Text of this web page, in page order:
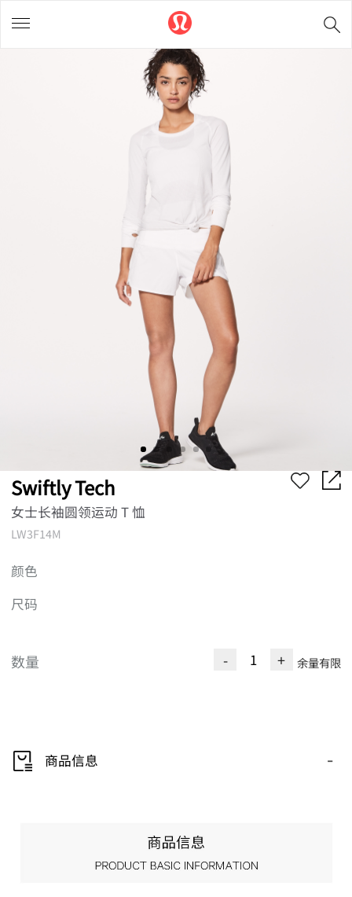
Swiftly Tech
女士长袖圆领运动 T 恤
LW3F14M
颜色
尺码
数量 - + 余量有限
商品信息 -